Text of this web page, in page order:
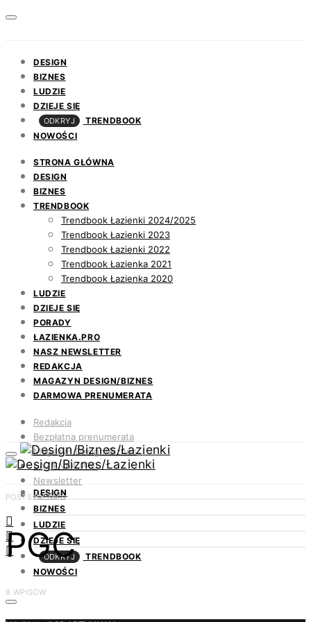
DESIGN
BIZNES
LUDZIE
DZIEJE SIĘ
ODKRYJ
TRENDBOOK
NOWOŚCI
STRONA GŁÓWNA
DESIGN
BIZNES
TRENDBOOK
Trendbook Łazienki 2024/2025
Trendbook Łazienki 2023
Trendbook Łazienki 2022
Trendbook Łazienka 2021
Trendbook Łazienka 2020
LUDZIE
DZIEJE SIĘ
PORADY
ŁAZIENKA.PRO
NASZ NEWSLETTER
REDAKCJA
MAGAZYN DESIGN/BIZNES
DARMOWA PRENUMERATA
Redakcja
Bezpłatna prenumerata
Magazyn Design/Biznes
ŁAZIENKA.PRO
Newsletter
Kontakt
DESIGN
BIZNES
LUDZIE
DZIEJE SIĘ
ODKRYJ
TRENDBOOK
NOWOŚCI
POSTS BY TAG
PGC
8 WPISÓW